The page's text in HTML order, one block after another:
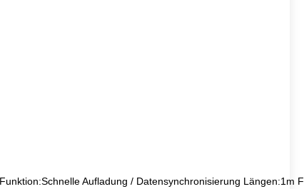
Funktion:Schnelle Aufladung / Datensynchronisierung Längen:1m